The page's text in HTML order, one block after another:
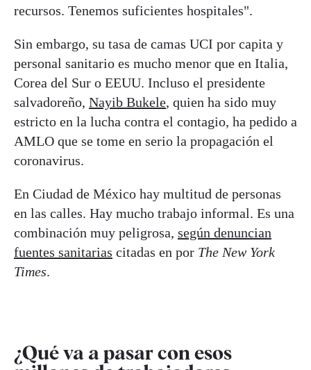
recursos. Tenemos suficientes hospitales".
Sin embargo, su tasa de camas UCI por capita y
personal sanitario es mucho menor que en Italia,
Corea del Sur o EEUU. Incluso el presidente
salvadoreño, Nayib Bukele, quien ha sido muy
estricto en la lucha contra el contagio, ha pedido a
AMLO que se tome en serio la propagación el
coronavirus.
En Ciudad de México hay multitud de personas
en las calles. Hay mucho trabajo informal. Es una
combinación muy peligrosa, según denuncian
fuentes sanitarias citadas en por The New York
Times.
¿Qué va a pasar con esos